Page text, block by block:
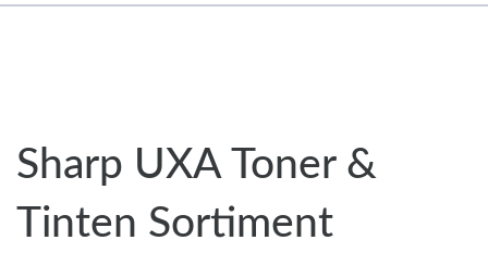
Sharp UXA Toner &
Tinten Sortiment